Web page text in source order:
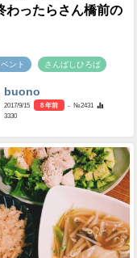
わったらさん橋前の
ント さんばしひろば
buono
2017/9/15 8 年前
- №2431
3330